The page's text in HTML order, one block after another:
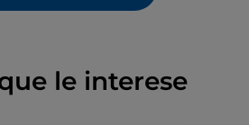
le interese